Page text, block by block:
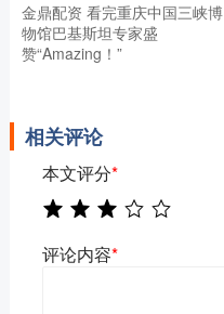
金鼎配资 看完重庆中国三峡博
物馆巴基斯坦专家盛
赞“Amazing！”
相关评论
本文评分*
评论内容*